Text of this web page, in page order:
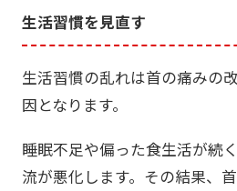
生活習慣を見直す
生活習慣の乱れは首の痛みの
因となります。
睡眠不足や偏った食生活が続
流が悪化します。その結果、